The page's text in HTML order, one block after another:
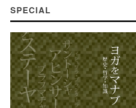
SPECIAL